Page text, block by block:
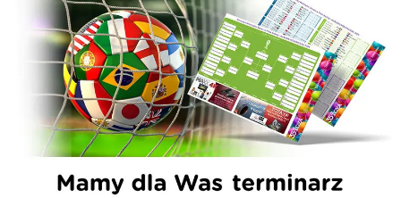
Terminarz Mistrzostw Świata 2026